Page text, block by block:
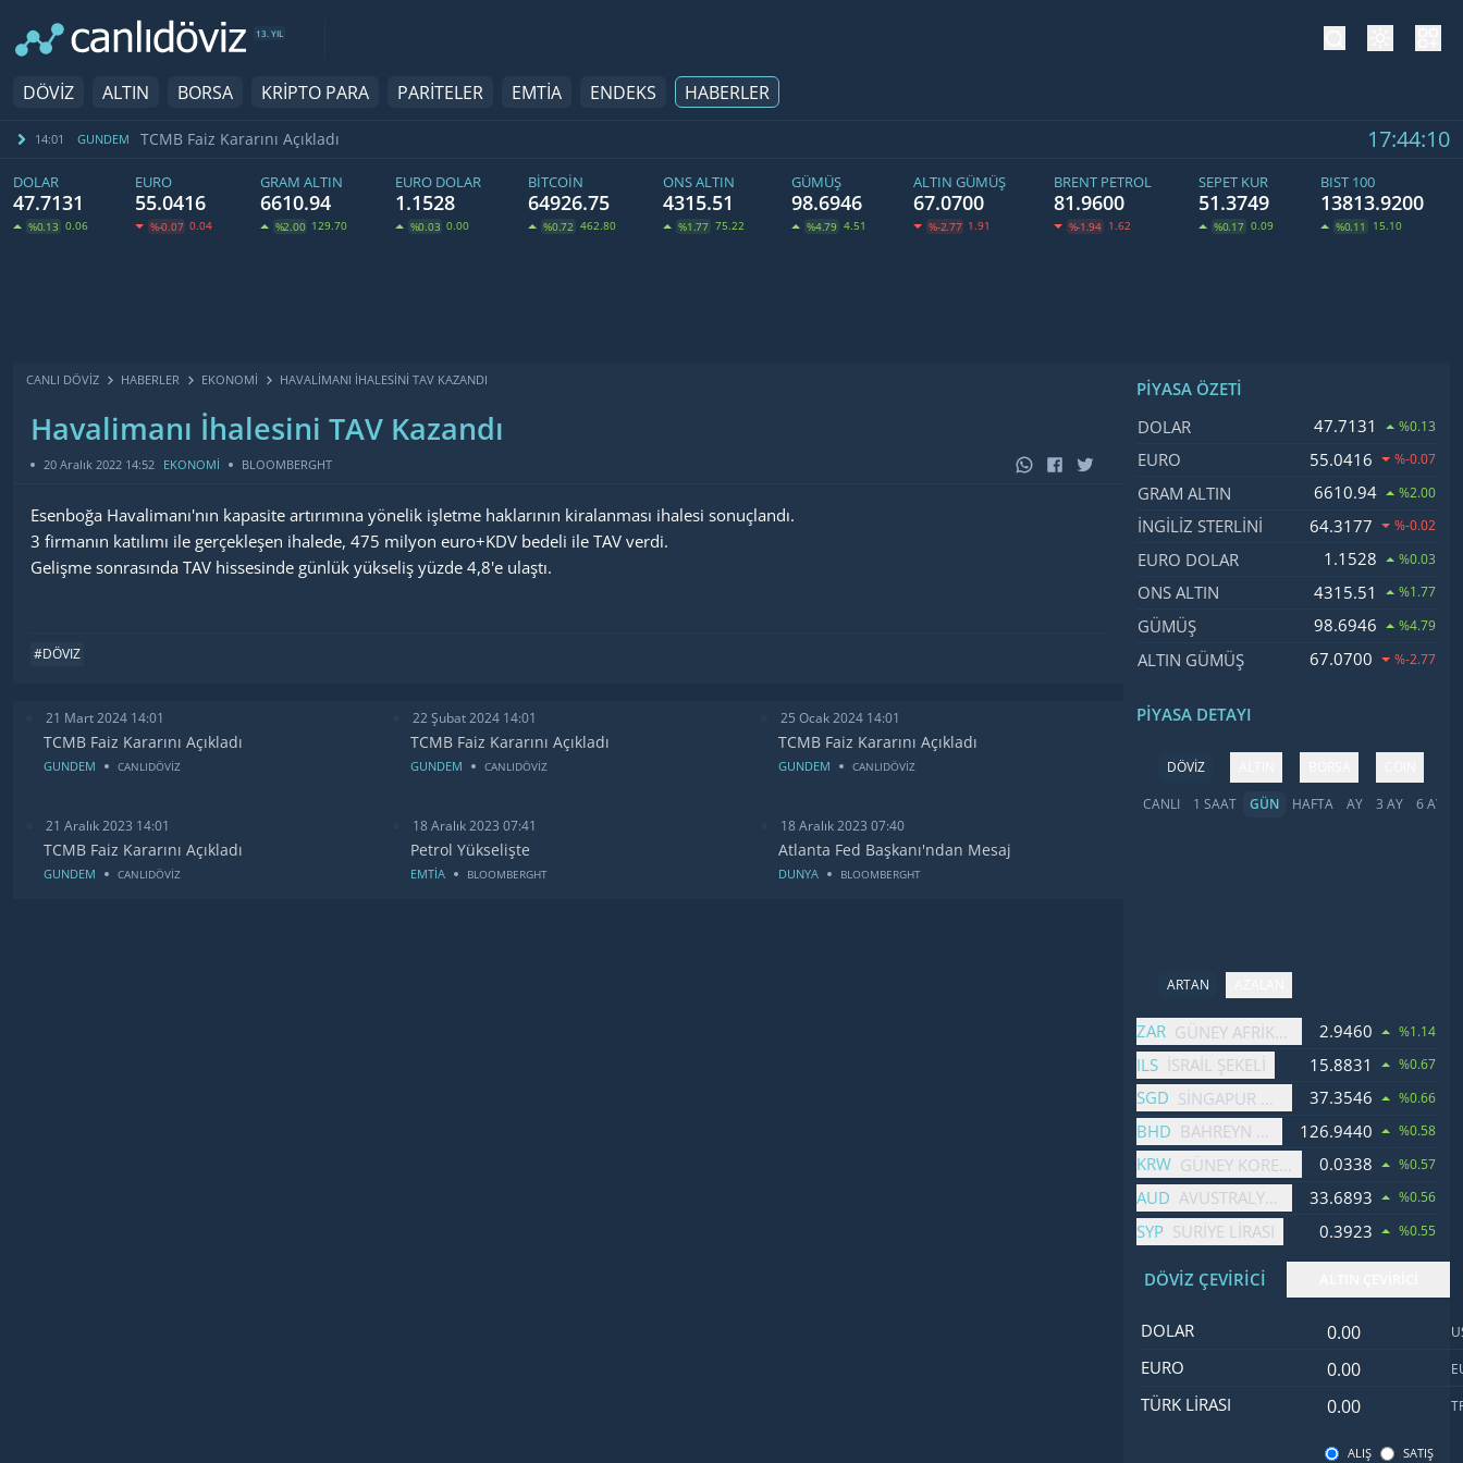
13. YIL
DÖVİZ ALTIN BORSA KRİPTO PARA PARİTELER EMTİA ENDEKS HABERLER
14:01 GUNDEM TCMB Faiz Kararını Açıkladı 17:44:10
DOLAR
47.7131
%0.13 0.06
EURO
55.0416
%-0.07 0.04
GRAM ALTIN
6610.94
%2.00 129.70
EURO DOLAR
1.1528
%0.03 0.00
BITCOIN
64926.75
%0.72 462.80
ONS ALTIN
4315.51
%1.77 75.22
GÜMÜŞ
98.6946
%4.79 4.51
ALTIN GÜMÜŞ
67.0700
%-2.77 1.91
BRENT PETROL
81.9600
%-1.94 1.62
SEPET KUR
51.3749
%0.17 0.09
BIST 100
13813.9200
%0.11 15.10
CANLI DÖVİZ HABERLER EKONOMI HAVALIMANI İHALESINI TAV KAZANDI
Havalimanı İhalesini TAV Kazandı
20 Aralık 2022 14:52 EKONOMİ BLOOMBERGHT
Esenboğa Havalimanı'nın kapasite artırımına yönelik işletme haklarının kiralanması ihalesi sonuçlandı.
3 firmanın katılımı ile gerçekleşen ihalede, 475 milyon euro+KDV bedeli ile TAV verdi.
Gelişme sonrasında TAV hissesinde günlük yükseliş yüzde 4,8'e ulaştı.
#DÖVIZ
21 Mart 2024 14:01
TCMB Faiz Kararını Açıkladı
GUNDEM CANLIDÖVİZ
22 Şubat 2024 14:01
TCMB Faiz Kararını Açıkladı
GUNDEM CANLIDÖVİZ
25 Ocak 2024 14:01
TCMB Faiz Kararını Açıkladı
GUNDEM CANLIDÖVİZ
21 Aralık 2023 14:01
TCMB Faiz Kararını Açıkladı
GUNDEM CANLIDÖVİZ
18 Aralık 2023 07:41
Petrol Yükselişte
EMTİA BLOOMBERGHT
18 Aralık 2023 07:40
Atlanta Fed Başkanı'ndan Mesaj
DUNYA BLOOMBERGHT
PIYASA ÖZETI
İsim, Kod Fiyat, Değişim
DOLAR 47.7131 %0.13
EURO 55.0416 %-0.07
GRAM ALTIN 6610.94 %2.00
İNGILIZ STERLINI 64.3177 %-0.02
EURO DOLAR 1.1528 %0.03
ONS ALTIN 4315.51 %1.77
GÜMÜŞ 98.6946 %4.79
ALTIN GÜMÜŞ 67.0700 %-2.77
PIYASA DETAYI
DÖVİZ
CANLI
1 SAAT GÜN HAFTA AY 3 AY 6 AY
ARTAN
İsim FiyatDeğişim
ZAR GÜNEY AFRIKA RANDI2.9460 %1.14
ILS İSRAIL ŞEKELI 15.8831 %0.67
SGD SINGAPUR DOLARI37.3546 %0.66
BHD BAHREYN DINARI126.9440 %0.58
KRW GÜNEY KORE WONU0.0338 %0.57
AUD AVUSTRALYA DOLARI33.6893 %0.56
SYP SURIYE LIRASI 0.3923 %0.55
DÖVİZ ÇEVİRİCİ
İsimDeğer
DOLAR Dolar değeri
EURO Euro değeri
TÜRK LIRASI Türk Lirası
ALIŞ SATIŞ